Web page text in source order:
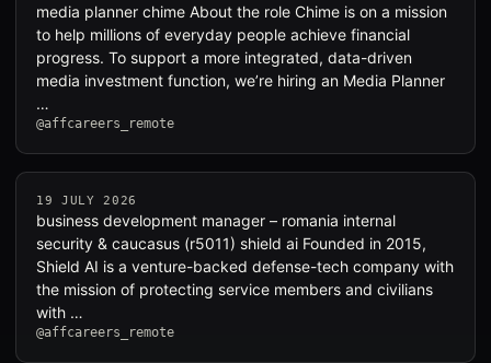
media planner chime About the role Chime is on a mission
to help millions of everyday people achieve financial
progress. To support a more integrated, data-driven
media investment function, we’re hiring an Media Planner
…
@affcareers_remote
19 JULY 2026
business development manager – romania internal
security & caucasus (r5011) shield ai Founded in 2015,
Shield AI is a venture-backed defense-tech company with
the mission of protecting service members and civilians
with …
@affcareers_remote